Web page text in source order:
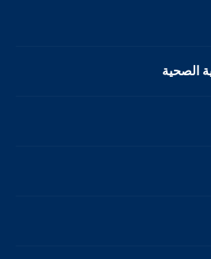
الصحية